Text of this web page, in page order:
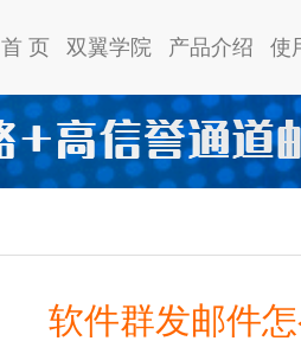
首 页 双翼学院 产品介绍 使
软件群发邮件